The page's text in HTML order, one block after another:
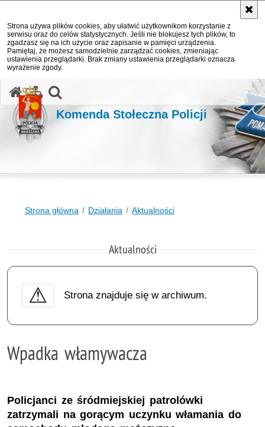
Strona używa plików cookies, aby ułatwić użytkownikom korzystanie z
serwisu oraz do celów statystycznych. Jeśli nie blokujesz tych plików, to
zgadzasz się na ich użycie oraz zapisanie w pamięci urządzenia.
Pamiętaj, że możesz samodzielnie zarządzać cookies, zmieniając
ustawienia przeglądarki. Brak zmiany ustawienia przeglądarki oznacza
wyrażenie zgody.
Komenda Stołeczna Policji
Strona główna Działania Aktualności
Aktualności
Strona znajduje się w archiwum.
Wpadka włamywacza
Policjanci ze śródmiejskiej patrolówki
zatrzymali na gorącym uczynku włamania do